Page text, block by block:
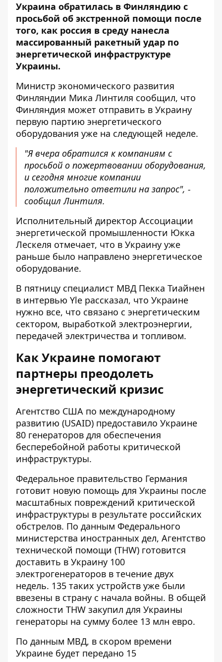
Украина обратилась в Финляндию с
просьбой об экстренной помощи после
того, как россия в среду нанесла
массированный ракетный удар по
энергетической инфраструктуре
Украины.
Министр экономического развития
Финляндии Мика Линтиля сообщил, что
Финляндия может отправить в Украину
первую партию энергетического
оборудования уже на следующей неделе.
"Я вчера обратился к компаниям с
просьбой о пожертвовании оборудования,
и сегодня многие компании
положительно ответили на запрос", -
сообщил Линтиля.
Исполнительный директор Ассоциации
энергетической промышленности Юкка
Лескеля отмечает, что в Украину уже
раньше было направлено энергетическое
оборудование.
В пятницу специалист МВД Пекка Тиайнен
в интервью Yle рассказал, что Украине
нужно все, что связано с энергетическим
сектором, выработкой электроэнергии,
передачей электричества и топливом.
Как Украине помогают
партнеры преодолеть
энергетический кризис
Агентство США по международному
развитию (USAID) предоставило Украине
80 генераторов для обеспечения
бесперебойной работы критической
инфраструктуры.
Федеральное правительство Германия
готовит новую помощь для Украины после
масштабных повреждений критической
инфраструктуры в результате российских
обстрелов. По данным Федерального
министерства иностранных дел, Агентство
технической помощи (THW) готовится
доставить в Украину 100
электрогенераторов в течение двух
недель. 135 таких устройств уже были
ввезены в страну с начала войны. В общей
сложности THW закупил для Украины
генераторы на сумму более 13 млн евро.
По данным МВД, в скором времени
Украине будет передано 15